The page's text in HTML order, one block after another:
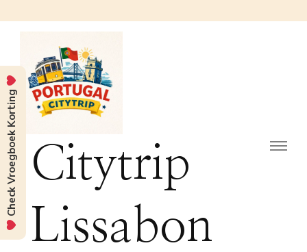
Citytrip
Lissabon
Check Vroegboek Korting